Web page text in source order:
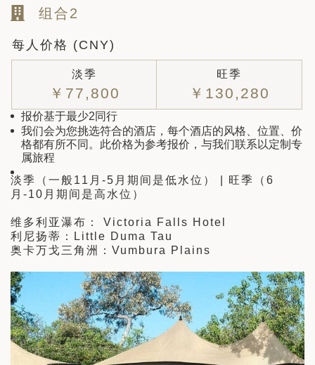
组合2
每人价格 (CNY)
淡季
￥77,800
旺季
￥130,280
报价基于最少2同行
我们会为您挑选符合的酒店，每个酒店的风格、位置、价
格都有所不同。此价格为参考报价，与我们联系以定制专
属旅程
淡季（一般11月-5月期间是低水位） | 旺季（6
月-10月期间是高水位）
维多利亚瀑布： Victoria Falls Hotel
利尼扬蒂：Little Duma Tau
奥卡万戈三角洲：Vumbura Plains